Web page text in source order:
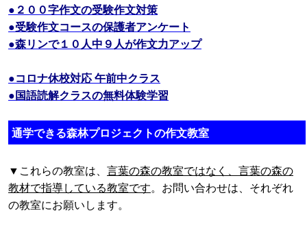
●２００字作文の受験作文対策
●受験作文コースの保護者アンケート
●森リンで１０人中９人が作文力アップ
●コロナ休校対応 午前中クラス
●国語読解クラスの無料体験学習
通学できる森林プロジェクトの作文教室
▼これらの教室は、 言葉の森の教室ではなく、言葉の森の
教材で指導している教室です。お問い合わせは、それぞれ
の教室にお願いします。